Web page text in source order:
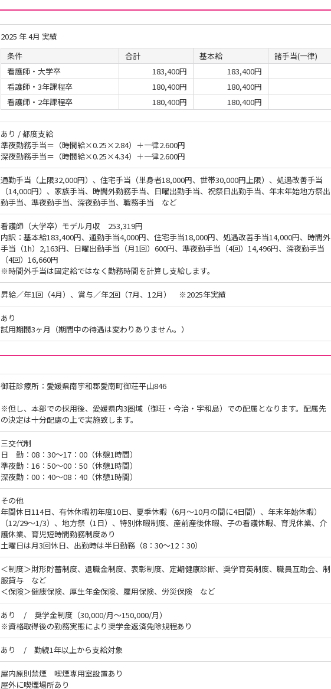
2025 年 4月 実績
条件
合計 基本給
諸手当(一律)
看護師・大学卒
183,400円
183,400円
看護師・3年課程卒
180,400円
180,400円
看護師・2年課程卒
180,400円 180,400円
あり / 都度支給
準夜勤務手当＝（時間給×0.25×2.84）＋一律2.600円
深夜勤務手当＝（時間給×0.25×4.34）＋一律2.600円
通勤手当（上限32,000円）、住宅手当（単身者18,000円、世帯30,000円上限）、処遇改善手当
（14,000円）、家族手当、時間外勤務手当、日曜出勤手当、祝祭日出勤手当、年末年始地方祭出
勤手当、準夜勤手当、深夜勤手当、職務手当 など
看護師（大学卒）モデル月収 253,319円
内訳：基本給183,400円、通勤手当4,000円、住宅手当18,000円、処遇改善手当14,000円、時間外
手当（1h）2,163円、日曜出勤手当（月1回）600円、準夜勤手当（4回）14,496円、深夜勤手当
（4回）16,660円
※時間外手当は固定給ではなく勤務時間を計算し支給します。
昇給／年1回（4月）、賞与／年2回（7月、12月） ※2025年実績
あり
試用期間3ヶ月（期間中の待遇は変わりありません。）
御荘診療所：愛媛県南宇和郡愛南町御荘平山846
※但し、本部での採用後、愛媛県内3圏域（御荘・今治・宇和島）での配属となります。配属先
の決定は十分配慮の上で実施致します。
三交代制
日 勤：08：30～17：00（休憩1時間）
準夜勤：16：50～00：50（休憩1時間）
深夜勤：00：40～08：40（休憩1時間）
その他
年間休日114日、有休休暇初年度10日、夏季休暇（6月～10月の間に4日間）、年末年始休暇）
（12/29～1/3）、地方祭（1日）、特別休暇制度、産前産後休暇、子の看護休暇、育児休業、介
護休業、育児短時間勤務制度あり
土曜日は月3回休日、出勤時は半日勤務（8：30～12：30）
＜制度＞財形貯蓄制度、退職金制度、表彰制度、定期健康診断、奨学育英制度、職員互助会、制
服貸与 など
＜保険＞健康保険、厚生年金保険、雇用保険、労災保険 など
あり / 奨学金制度（30,000/月～150,000/月）
※資格取得後の勤務実態により奨学金返済免除規程あり
あり / 勤続1年以上から支給対象
屋内原則禁煙 喫煙専用室設置あり
屋外に喫煙場所あり